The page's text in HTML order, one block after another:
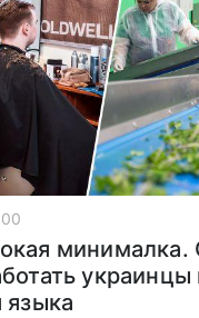
минималка.
языка